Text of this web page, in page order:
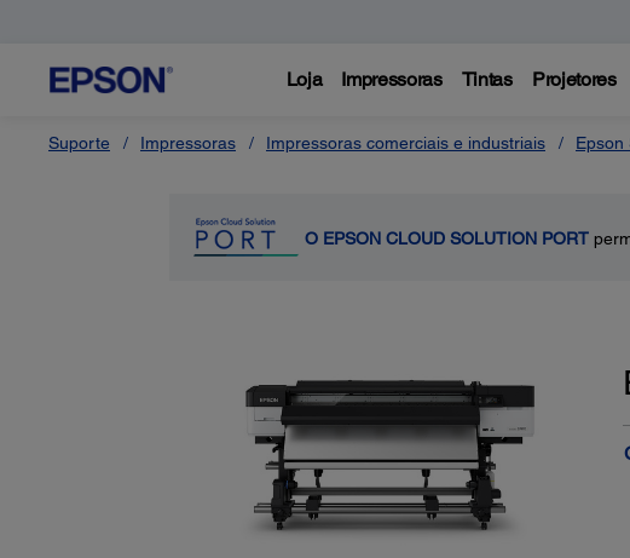
Loja Impressoras Tintas Projetores
Suporte Impressoras Impressoras comerciais e industriais Epson
O EPSON CLOUD SOLUTION PORT